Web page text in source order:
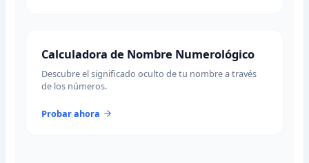
Calculadora de Nombre Numerológico
Descubre el significado oculto de tu nombre a través
de los números.
Probar ahora